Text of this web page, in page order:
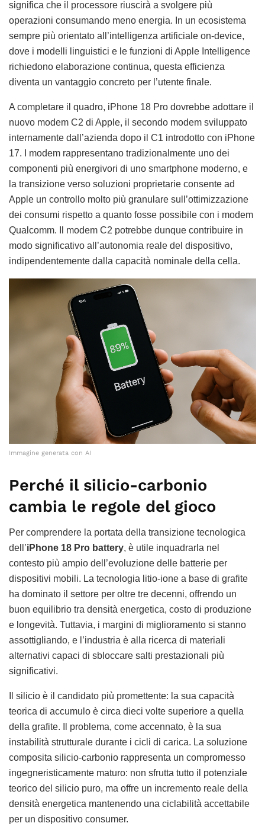
significa che il processore riuscirà a svolgere più
operazioni consumando meno energia. In un ecosistema
sempre più orientato all’intelligenza artificiale on-device,
dove i modelli linguistici e le funzioni di Apple Intelligence
richiedono elaborazione continua, questa efficienza
diventa un vantaggio concreto per l’utente finale.
A completare il quadro, iPhone 18 Pro dovrebbe adottare il
nuovo modem C2 di Apple, il secondo modem sviluppato
internamente dall’azienda dopo il C1 introdotto con iPhone
17. I modem rappresentano tradizionalmente uno dei
componenti più energivori di uno smartphone moderno, e
la transizione verso soluzioni proprietarie consente ad
Apple un controllo molto più granulare sull’ottimizzazione
dei consumi rispetto a quanto fosse possibile con i modem
Qualcomm. Il modem C2 potrebbe dunque contribuire in
modo significativo all’autonomia reale del dispositivo,
indipendentemente dalla capacità nominale della cella.
Immagine generata con AI
Perché il silicio-carbonio
cambia le regole del gioco
Per comprendere la portata della transizione tecnologica
dell’iPhone 18 Pro battery, è utile inquadrarla nel
contesto più ampio dell’evoluzione delle batterie per
dispositivi mobili. La tecnologia litio-ione a base di grafite
ha dominato il settore per oltre tre decenni, offrendo un
buon equilibrio tra densità energetica, costo di produzione
e longevità. Tuttavia, i margini di miglioramento si stanno
assottigliando, e l’industria è alla ricerca di materiali
alternativi capaci di sbloccare salti prestazionali più
significativi.
Il silicio è il candidato più promettente: la sua capacità
teorica di accumulo è circa dieci volte superiore a quella
della grafite. Il problema, come accennato, è la sua
instabilità strutturale durante i cicli di carica. La soluzione
composita silicio-carbonio rappresenta un compromesso
ingegneristicamente maturo: non sfrutta tutto il potenziale
teorico del silicio puro, ma offre un incremento reale della
densità energetica mantenendo una ciclabilità accettabile
per un dispositivo consumer.